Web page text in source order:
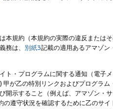
本規約（本規約の実際の違反または
務は、 別紙3記載の適用あるアマゾン
ト・プログラムに関する通知（電子
甲が乙の特別リンクおよびプログラ
開示すること（例えば、アマゾン・
の遵守状況を確認するために乙のサ